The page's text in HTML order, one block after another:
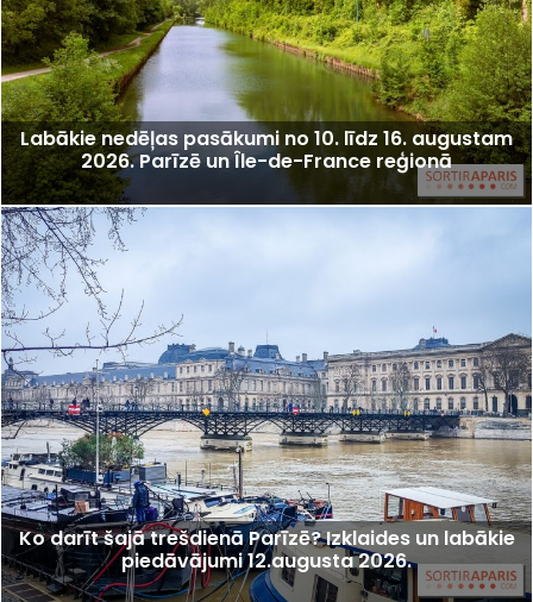
Labākie nedēļas pasākumi no 10. līdz 16. augustam
2026. Parīzē un Île-de-France reģionā
Ko darīt šajā trešdienā Parīzē? Izklaides un labākie
piedāvājumi 12.augusta 2026.